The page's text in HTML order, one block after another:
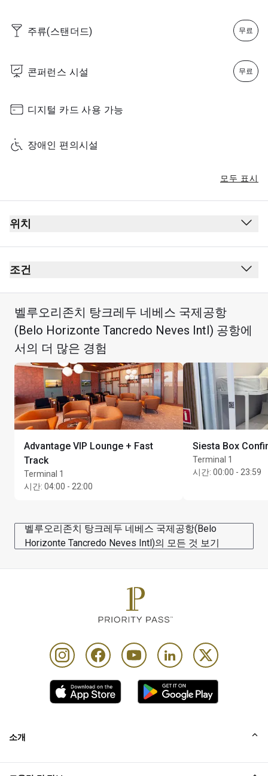
주류(스탠더드) 무료
콘퍼런스 시설 무료
디지털 카드 사용 가능
장애인 편의시설
모두 표시
위치
출발
보안 검사대 통과 후
보딩 게이트 2 앞에 있는 엘리베이터나 계단을 이용해 2
층으로 올라가면 라운지가 있습니다.
조건
금연(전자 담배 포함)
복장 규정 없음
최대 3시간 이용 가능
최대 이용 시간: 3시간
벨루오리존치 탕크레두 네베스 국제공항
(Belo Horizonte Tancredo Neves Intl) 공항에
서의 더 많은 경험
Advantage VIP Lounge + Fast
Track
Terminal 1
시간: 04:00 - 22:00
Siesta Box
Terminal 1
시간: 00:00 - 23:59
벨루오리존치 탕크레두 네베스 국제공항(Belo
Horizonte Tancredo Neves Intl)의 모든 것 보기
소개